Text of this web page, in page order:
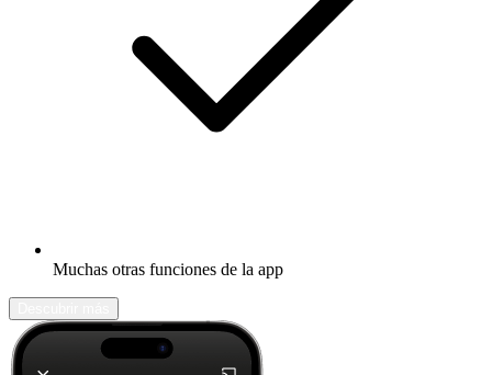
Muchas otras funciones de la app